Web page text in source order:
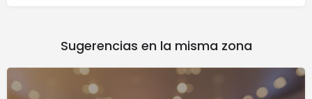
Sugerencias en la misma zona